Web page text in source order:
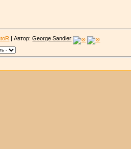
| Автор:George Sandler